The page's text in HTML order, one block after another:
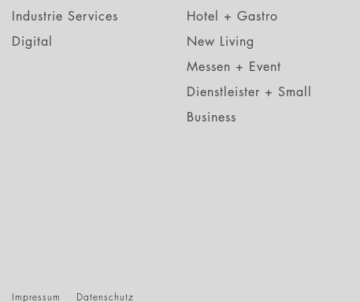
Industrie Services
Digital
Hotel + Gastro
New Living
Messen + Event
Dienstleister + Small
Business
Impressum Datenschutz